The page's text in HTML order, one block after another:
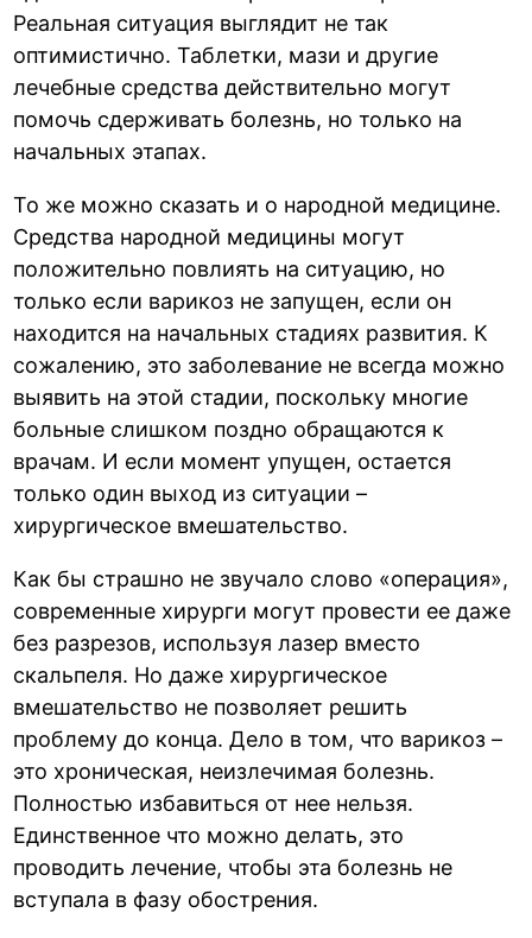
Реальная ситуация выглядит не так
оптимистично. Таблетки, мази и другие
лечебные средства действительно могут
помочь сдерживать болезнь, но только на
начальных этапах.
То же можно сказать и о народной медицине.
Средства народной медицины могут
положительно повлиять на ситуацию, но
только если варикоз не запущен, если он
находится на начальных стадиях развития. К
сожалению, это заболевание не всегда можно
выявить на этой стадии, поскольку многие
больные слишком поздно обращаются к
врачам. И если момент упущен, остается
только один выход из ситуации –
хирургическое вмешательство.
Как бы страшно не звучало слово «операция»,
современные хирурги могут провести ее даже
без разрезов, используя лазер вместо
скальпеля. Но даже хирургическое
вмешательство не позволяет решить
проблему до конца. Дело в том, что варикоз –
это хроническая, неизлечимая болезнь.
Полностью избавиться от нее нельзя.
Единственное что можно делать, это
проводить лечение, чтобы эта болезнь не
вступала в фазу обострения.